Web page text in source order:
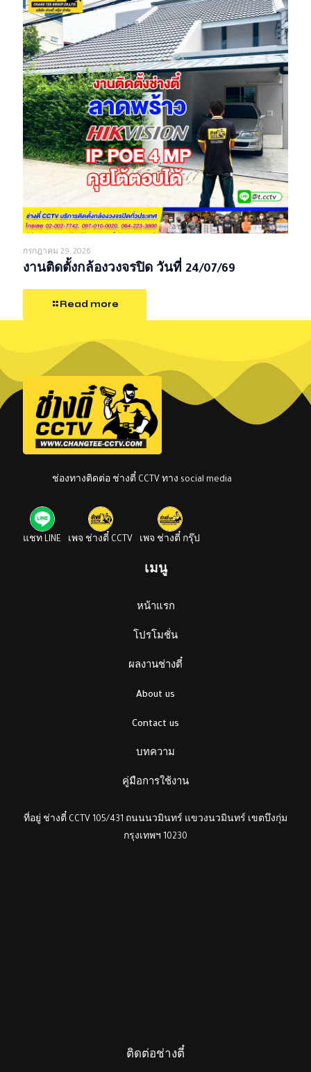
กรกฎาคม 29, 2026
งานติดตั้งกล้องวงจรปิด วันที่ 24/07/69
Read more
ช่องทางติดต่อ ช่างตี๋ CCTV ทาง social media
แชท LINE เพจ ช่างตี๋ CCTV เพจ ช่างตี๋ กรุ๊ป
เมนู
หน้าแรก
โปรโมชั่น
ผลงานช่างตี๋
About us
Contact us
บทความ
คู่มือการใช้งาน
ที่อยู่ ช่างตี๋ CCTV 105/431 ถนนนวมินทร์ แขวงนวมินทร์ เขตบึงกุ่ม
กรุงเทพฯ 10230
ติดต่อช่างตี๋